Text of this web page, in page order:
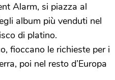
Alarm, si piazza al
album più venduti nel
di platino.
fioccano le richieste per i
poi nel resto d’Europa